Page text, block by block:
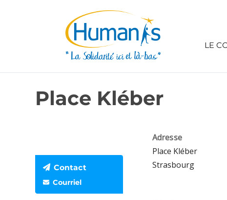
LE
Place Kléber
Adresse
Place Kléber
Strasbourg
Contact
Courriel